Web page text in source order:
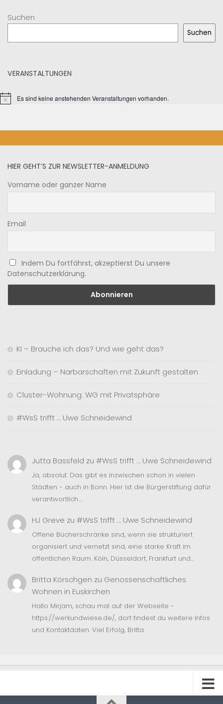
Suchen
Suchen
VERANSTALTUNGEN
Es sind keine anstehenden Veranstaltungen vorhanden.
HIER GEHT’S ZUR NEWSLETTER-ANMELDUNG
Vorname oder ganzer Name
Email
Indem Du fortfährst, akzeptierst Du unsere
Datenschutzerklärung.
KI – Brauche ich das? Und wie geht das?
Einladung – Narbarschaften mit Zukunft gestalten
Cluster-Wohnung: WG mit Privatsphäre
#WsS trifft … Uwe Schneidewind
Jutta Bassfeld zu #WsS trifft … Uwe Schneidewind
Ja, absolut. Das gibt es inzwischen schon in vielen
Städten - auch in Bonn. Hier ist die Bürgerstiftung dafür
verantwortlich.…
HJ Greve zu #WsS trifft … Uwe Schneidewind
Offene Bücherschränke sind, wenn sie strukturiert
organisiert und vernetzt sind, eine starke Kraft im
öffentlichen Raum. Köln, Düsseldorf, Frankfurt und…
Britta Körschgen zu Genossenschaftliches
Wohnen in Euskirchen
Hallo Mirjam, schau mal auf der Webseite -
https://werkundwiese.de/, dort findest du weitere Infos
und Kontaktdaten. Viel Erfolg, Britta